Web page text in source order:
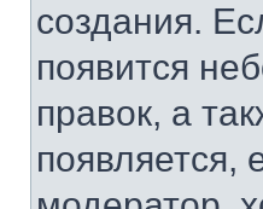
создания.
появится
правок, а
появляется,